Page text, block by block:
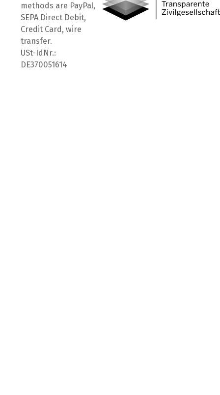
methods are PayPal,
SEPA Direct Debit,
Credit Card, wire
transfer.
USt-IdNr.:
DE370051614